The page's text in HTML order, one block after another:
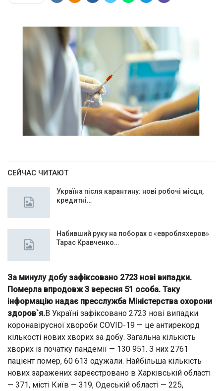
СЕЙЧАС ЧИТАЮТ
Україна після карантину: нові робочі місця,
кредитні…
Набивший руку на поборах с «евробляхеров»
Тарас Кравченко…
За минулу добу зафіксовано 2723 нові випадки.
Померла впродовж 3 вересня 51 особа. Таку
інформацію надає пресслужба Міністерства охорони
здоров`я.В Україні зафіксовано 2723 нові випадки
коронавірусної хвороби COVID-19 — це антирекорд
кількості нових хворих за добу. Загальна кількість
хворих із початку пандемії — 130 951. З них 2761
пацієнт помер, 60 613 одужали. Найбільша кількість
нових заражених зареєстровано в Харківській області
— 371, місті Київ — 319, Одеській області — 225,